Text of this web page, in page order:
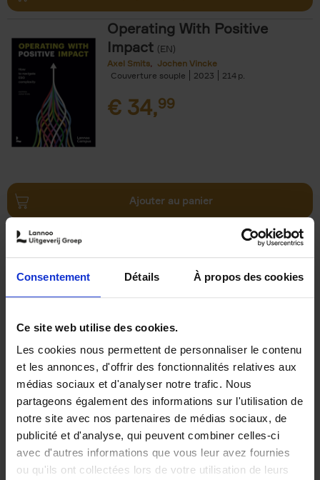
Consentement Détails À propos des cookies
Ce site web utilise des cookies.
Les cookies nous permettent de personnaliser le contenu
et les annonces, d'offrir des fonctionnalités relatives aux
médias sociaux et d'analyser notre trafic. Nous
partageons également des informations sur l'utilisation de
notre site avec nos partenaires de médias sociaux, de
publicité et d'analyse, qui peuvent combiner celles-ci
avec d'autres informations que vous leur avez fournies
ou qu'ils ont collectées lors de votre utilisation de leurs
Operating With Positive
Impact (EN)
Axel Smits
Jochen Vincke
Couverture souple
2023 214
€ 34,99
Ajouter au panier
Ajouter au panier
The Channel Whisperer
Paul Sysmans
Couverture souple
2018 200